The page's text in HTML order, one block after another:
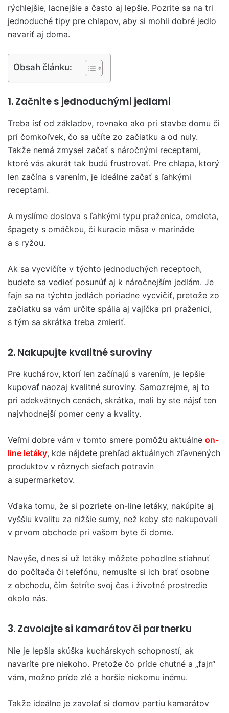
rýchlejšie, lacnejšie a často aj lepšie. Pozrite sa na tri
jednoduché tipy pre chlapov, aby si mohli dobré jedlo
navariť aj doma.
Obsah článku:
1. Začnite s jednoduchými jedlami
Treba ísť od základov, rovnako ako pri stavbe domu či
pri čomkoľvek, čo sa učíte zo začiatku a od nuly.
Takže nemá zmysel začať s náročnými receptami,
ktoré vás akurát tak budú frustrovať. Pre chlapa, ktorý
len začína s varením, je ideálne začať s ľahkými
receptami.
A myslíme doslova s ľahkými typu praženica, omeleta,
špagety s omáčkou, či kuracie mäsa v marináde
a s ryžou.
Ak sa vycvičíte v týchto jednoduchých receptoch,
budete sa vedieť posunúť aj k náročnejším jedlám. Je
fajn sa na týchto jedlách poriadne vycvičiť, pretože zo
začiatku sa vám určite spália aj vajíčka pri praženici,
s tým sa skrátka treba zmieriť.
2. Nakupujte kvalitné suroviny
Pre kuchárov, ktorí len začínajú s varením, je lepšie
kupovať naozaj kvalitné suroviny. Samozrejme, aj to
pri adekvátnych cenách, skrátka, mali by ste nájsť ten
najvhodnejší pomer ceny a kvality.
Veľmi dobre vám v tomto smere pomôžu aktuálne on-
line letáky, kde nájdete prehľad aktuálnych zľavnených
produktov v rôznych sieťach potravín
a supermarketov.
Vďaka tomu, že si pozriete on-line letáky, nakúpite aj
vyššiu kvalitu za nižšie sumy, než keby ste nakupovali
v prvom obchode pri vašom byte či dome.
Navyše, dnes si už letáky môžete pohodlne stiahnuť
do počítača či telefónu, nemusíte si ich brať osobne
z obchodu, čím šetríte svoj čas i životné prostredie
okolo nás.
3. Zavolajte si kamarátov či partnerku
Nie je lepšia skúška kuchárskych schopností, ak
navaríte pre niekoho. Pretože čo príde chutné a „fajn“
vám, možno príde zlé a horšie niekomu inému.
Takže ideálne je zavolať si domov partiu kamarátov